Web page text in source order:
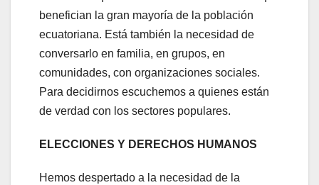
benefician la gran mayoría de la población
ecuatoriana. Está también la necesidad de
conversarlo en familia, en grupos, en
comunidades, con organizaciones sociales.
Para decidirnos escuchemos a quienes están
de verdad con los sectores populares.
ELECCIONES Y DERECHOS HUMANOS
Hemos despertado a la necesidad de la